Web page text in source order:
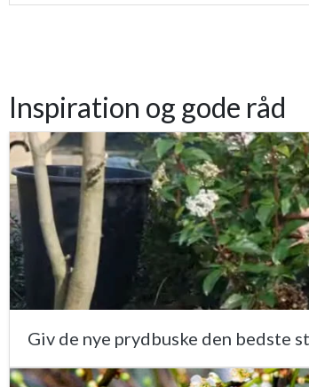
Inspiration og gode råd
Giv de nye prydbuske den bedste